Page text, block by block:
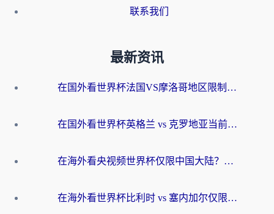
联系我们
最新资讯
在国外看世界杯法国VS摩洛哥地区限制？这篇指南让你流畅看中文解说无压力
在国外看世界杯英格兰 vs 克罗地亚当前地区不可播放？这篇指南帮你搞定所有海外观赛难题
在海外看央视频世界杯仅限中国大陆？这篇指南帮你解锁中文解说+无卡顿直播
在海外看世界杯比利时 vs 塞内加尔仅限中国大陆？我找到了最流畅的中文解说之路